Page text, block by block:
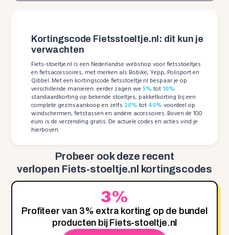
Kortingscode Fietsstoeltje.nl: dit kun je
verwachten
Fiets-stoeltje.nl is een Nederlandse webshop voor fietsstoeltjes
en fietsaccessoires, met merken als Bobike, Yepp, Polisport en
Qibbel. Met een kortingscode fietsstoeltje.nl bespaar je op
verschillende manieren: eerder zagen we5% tot 10%
standaardkorting op bekende stoeltjes, pakketkorting bij een
complete gezinsaankoop en zelfs 20% tot 40% voordeel op
windschermen, fietstassen en andere accessoires. Boven de 100
euro is de verzending gratis. De actuele codes en acties vind je
hierboven.
Probeer ook deze recent
verlopen Fiets-stoeltje.nl kortingscodes
3%
Profiteer van 3% extra korting op de bundel
producten bij Fiets-stoeltje.nl